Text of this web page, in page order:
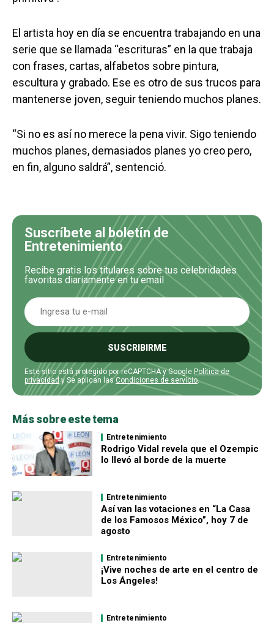
El artista hoy en día se encuentra trabajando en una
serie que se llamada “escrituras” en la que trabaja
con frases, cartas, alfabetos sobre pintura,
escultura y grabado. Ese es otro de sus trucos para
mantenerse joven, seguir teniendo muchos planes.
“Si no es así no merece la pena vivir. Sigo teniendo
muchos planes, demasiados planes yo creo pero,
en fin, alguno saldrá”, sentenció.
Suscríbete al boletín de
Entretenimiento
Recibe gratis los titulares sobre tus celebridades
favoritas diariamente en tu email
SUSCRIBIRME
Este sitio está protegido por reCAPTCHA y Google Política de
privacidad y Se aplican lasCondiciones de servicio.
Más sobre este tema
Entretenimiento
Rodrigo Vidal revela que el Ozempic
lo llevó al borde de la muerte
Entretenimiento
Así van las votaciones en “La Casa
de los Famosos México”, hoy 7 de
agosto
Entretenimiento
¡Vive noches de arte en el centro de
Los Ángeles!
Entretenimiento